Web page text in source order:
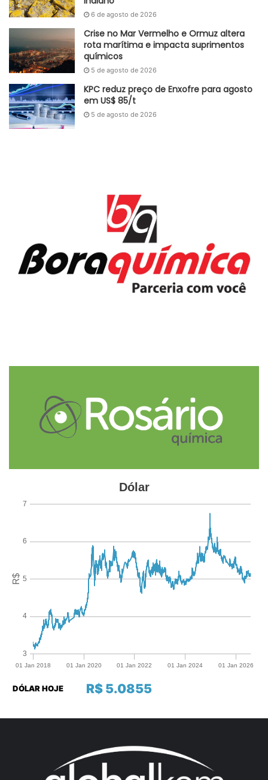
6 de agosto de 2026
Crise no Mar Vermelho e Ormuz altera
rota marítima e impacta suprimentos
químicos
5 de agosto de 2026
KPC reduz preço de Enxofre para agosto
em US$ 85/t
5 de agosto de 2026
R$ 5.0855
DÓLAR HOJE